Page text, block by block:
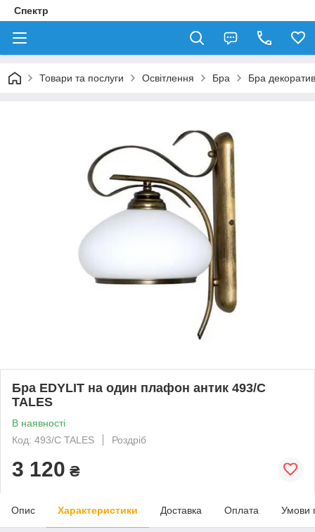
Спектр
Товари та послуги Освітлення Бра Бра
Бра EDYLIT на один плафон антик 493/C
TALES
В наявності
Код: 493/C TALES
Роздріб
3 120 ₴
Опис Характеристики Доставка Оплата Умови